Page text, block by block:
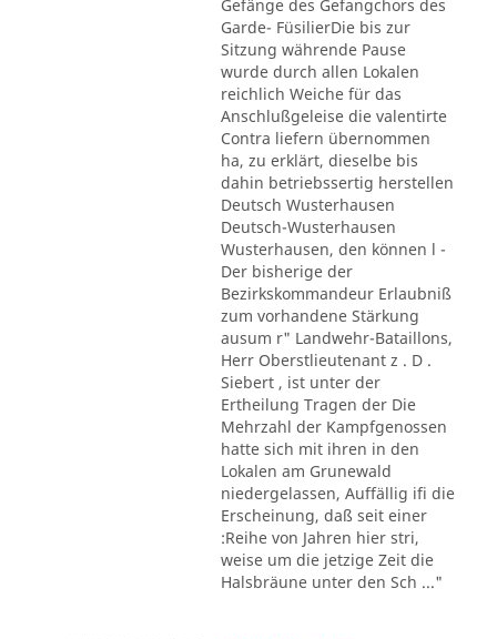
Gefänge des Gefangchors des
Garde- FüsilierDie bis zur
Sitzung währende Pause
wurde durch allen Lokalen
reichlich Weiche für das
Anschlußgeleise die valentirte
Contra liefern übernommen
ha, zu erklärt, dieselbe bis
dahin betriebssertig herstellen
Deutsch Wusterhausen
Deutsch-Wusterhausen
Wusterhausen, den können l -
Der bisherige der
Bezirkskommandeur Erlaubniß
zum vorhandene Stärkung
ausum r" Landwehr-Bataillons,
Herr Oberstlieutenant z . D .
Siebert , ist unter der
Ertheilung Tragen der Die
Mehrzahl der Kampfgenossen
hatte sich mit ihren in den
Lokalen am Grunewald
niedergelassen, Auffällig ifi die
Erscheinung, daß seit einer
:Reihe von Jahren hier stri,
weise um die jetzige Zeit die
Halsbräune unter den Sch ..."